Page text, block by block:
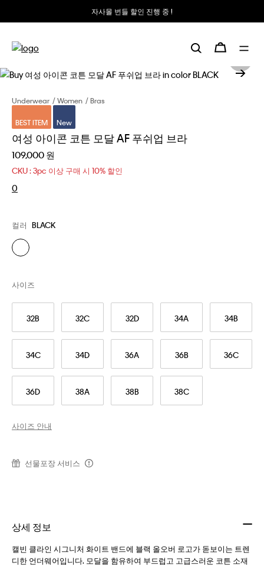
자사몰 번들 할인 진행 중 !
Underwear Women Bras
BEST ITEM New
여성 아이콘 코튼 모달 AF 푸쉬업 브라
109,000 원
CKU : 3pc 이상 구매 시 10% 할인
0
컬러 BLACK
32B 32C 32D 34A 34B
34C 34D 36A 36B 36C
36D 38A 38B 38C
사이즈
사이즈 안내
선물포장 서비스
상세 정보
캘빈 클라인 시그니처 화이트 밴드에 블랙 올오버 로고가 돋보이는 트렌
디한 언더웨어입니다. 모달을 함유하여 부드럽고 고급스러운 코튼 소재